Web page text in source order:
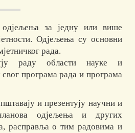
одјељења за једну или више
Одјељења су основни
рада.
раду области науке и
свог програма рада и програма
и презентују научни и
одјељења и других
расправља о тим радовима и